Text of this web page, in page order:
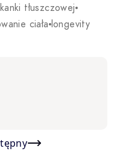
tłuszczowej
ciała longevity